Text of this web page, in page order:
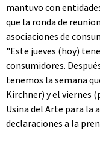
mantuvo con
que la ronda de
asociaciones de
"Este jueves (hoy)
consumidores.
tenemos la semana
Kirchner) y el viernes
Usina del Arte para la
declaraciones a la